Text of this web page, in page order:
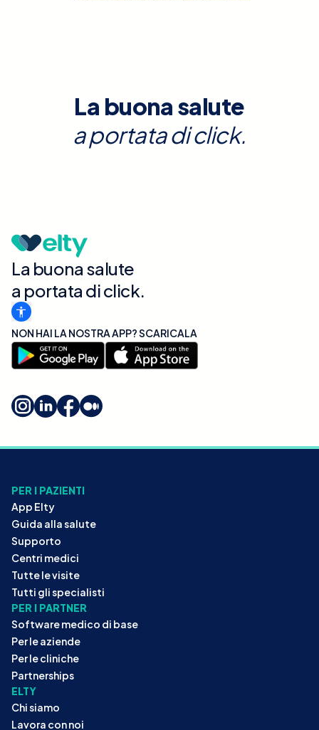
La buona salute
a portata di click.
La buona salute
a portata di click.
NON HAI LA NOSTRA APP? SCARICALA
PER I PAZIENTI
App Elty
Guida alla salute
Supporto
Centri medici
Tutte le visite
Tutti gli specialisti
PER I PARTNER
Software medico di base
Per le aziende
Per le cliniche
Partnerships
ELTY
Chi siamo
Lavora con noi